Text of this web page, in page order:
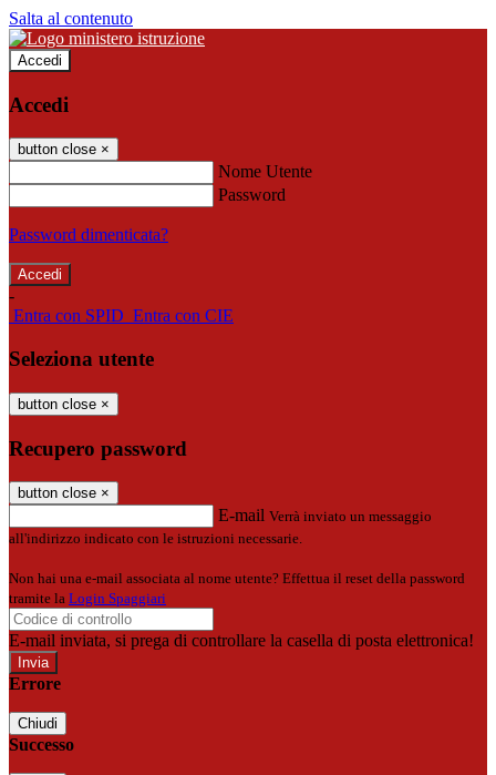
Salta al contenuto
Accedi
Accedi
button close ×
Nome Utente
Password
Password dimenticata?
-
Entra con SPID Entra con CIE
Seleziona utente
button close ×
Recupero password
button close ×
E-mail Verrà inviato un messaggio
all'indirizzo indicato con le istruzioni necessarie.
Non hai una e-mail associata al nome utente? Effettua il reset della password
tramite la Login Spaggiari
E-mail inviata, si prega di controllare la casella di posta elettronica!
Errore
Chiudi
Successo